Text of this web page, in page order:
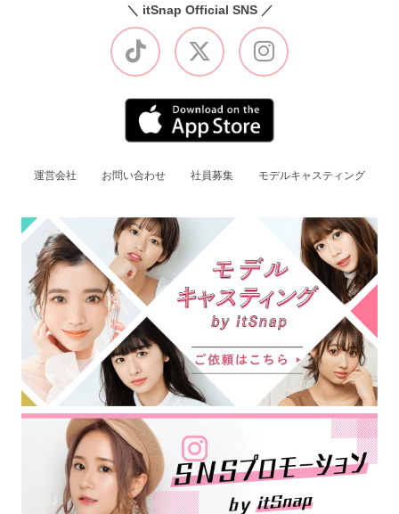
＼ itSnap Official SNS ／
運営会社 お問い合わせ 社員募集 モデルキャスティング